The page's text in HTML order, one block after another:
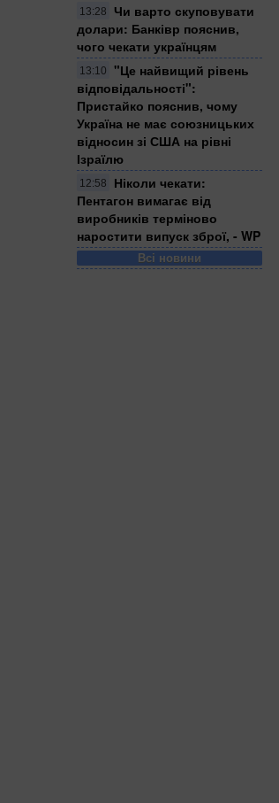
13:28
Чи варто скуповувати
долари: Банківр пояснив,
чого чекати українцям
13:10
"Це найвищий рівень
відповідальності":
Пристайко пояснив, чому
Україна не має союзницьких
відносин зі США на рівні
Ізраїлю
12:58
Ніколи чекати:
Пентагон вимагає від
виробників терміново
наростити випуск зброї, - WP
Всі новини